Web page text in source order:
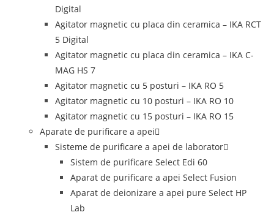
Digital
Agitator magnetic cu placa din ceramica – IKA RCT
5 Digital
Agitator magnetic cu placa din ceramica – IKA C-
MAG HS 7
Agitator magnetic cu 5 posturi – IKA RO 5
Agitator magnetic cu 10 posturi – IKA RO 10
Agitator magnetic cu 15 posturi – IKA RO 15
Aparate de purificare a apei
Sisteme de purificare a apei de laborator
Sistem de purificare Select Edi 60
Aparat de purificare a apei Select Fusion
Aparat de deionizare a apei pure Select HP
Lab